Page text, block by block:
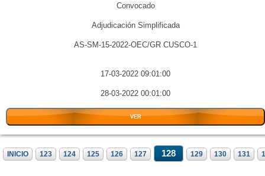
Convocado
Adjudicación Simplificada
AS-SM-15-2022-OEC/GR CUSCO-1
17-03-2022 09:01:00
28-03-2022 00:01:00
VER
INICIO 123 124 125 126 127 128 129 130 131